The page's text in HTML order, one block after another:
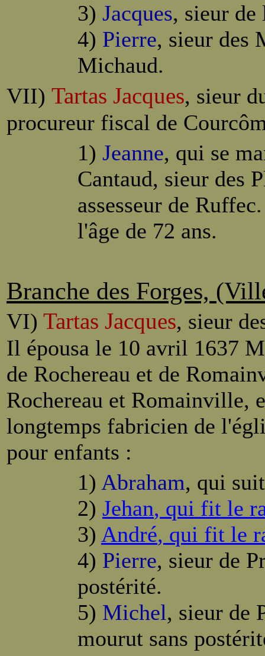
3) Jacques, sieur
4) Pierre, sieur des
Michaud.
VII) Tartas Jacques, sieur
procureur fiscal de
1) Jeanne, qui se
Cantaud, sieur des
assesseur de
l'âge de 72 ans.
Branche des Forges,
VI) Tartas Jacques, sieur
Il épousa le 10 avril 1637
de Rochereau et de
Rochereau et
longtemps fabricien de
pour enfants :
1) Abraham, qui
2) Jehan, qui fit le
3) André, qui fit le
4) Pierre, sieur de
postérité.
5) Michel, sieur de
mourut sans